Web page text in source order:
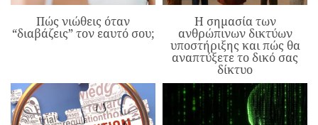
Πώς νιώθεις όταν
“διαβάζεις” τον εαυτό σου;
Η σημασία των
ανθρώπινων δικτύων
υποστήριξης και πώς θα
αναπτύξετε το δικό σας
δίκτυο